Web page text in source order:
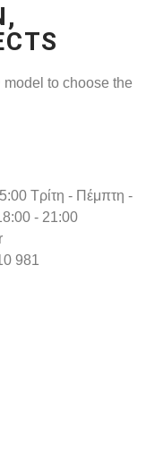
to choose the
Τρίτη - Πέμπτη -
- 21:00
981